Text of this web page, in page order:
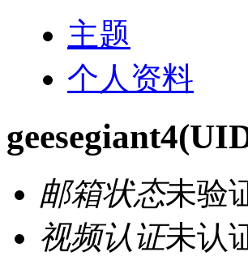
主题
个人资料
geesegiant4
邮箱状态未验
视频认证未认